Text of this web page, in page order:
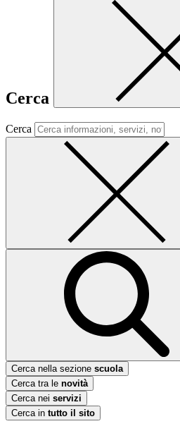
Cerca
Cerca
Cerca nella sezione scuola
Cerca tra le novità
Cerca nei servizi
Cerca in tutto il sito